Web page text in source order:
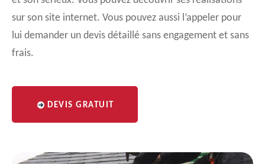
sur son site internet. Vous pouvez aussi l’appeler pour
lui demander un devis détaillé sans engagement et sans
frais.
DEVIS GRATUIT